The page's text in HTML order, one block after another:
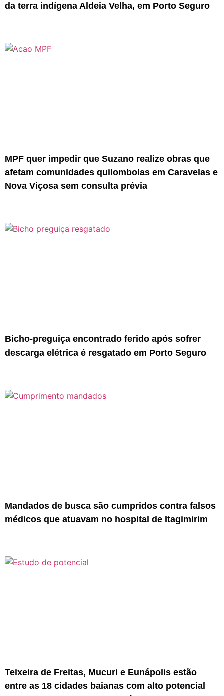
da terra indígena Aldeia Velha, em Porto Seguro
MPF quer impedir que Suzano realize obras que
afetam comunidades quilombolas em Caravelas e
Nova Viçosa sem consulta prévia
Bicho-preguiça encontrado ferido após sofrer
descarga elétrica é resgatado em Porto Seguro
Mandados de busca são cumpridos contra falsos
médicos que atuavam no hospital de Itagimirim
Teixeira de Freitas, Mucuri e Eunápolis estão
entre as 18 cidades baianas com alto potencial